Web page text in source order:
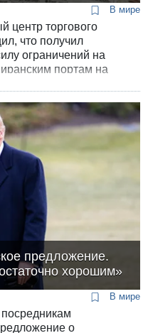
В мире
центр торгового
что получил
ограничений на
портам на
предложение.
хорошим»
В мире
о